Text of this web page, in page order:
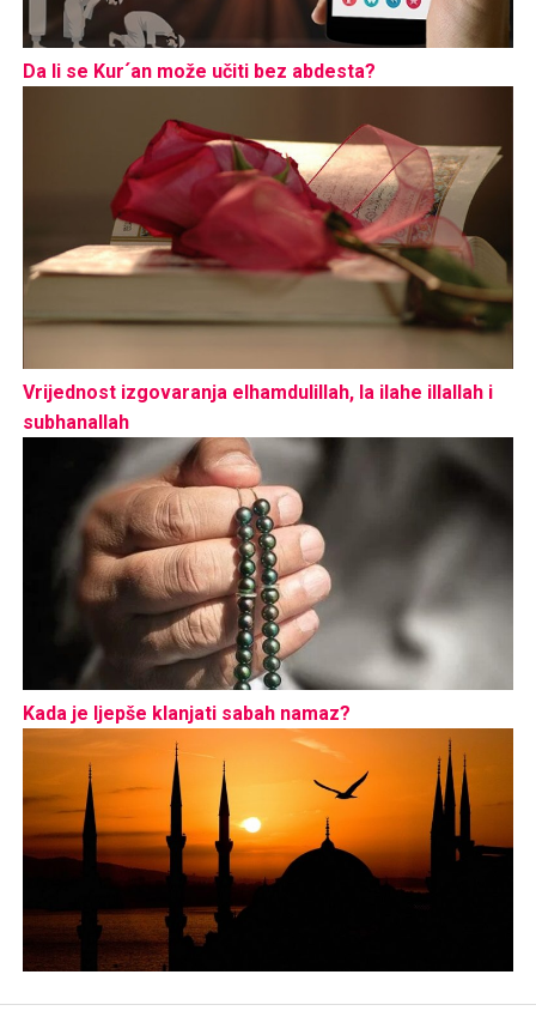
Da li se Kur´an može učiti bez abdesta?
Vrijednost izgovaranja elhamdulillah, la ilahe illallah i
subhanallah
Kada je ljepše klanjati sabah namaz?